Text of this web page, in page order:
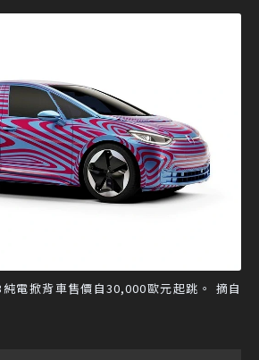
電掀背車售價自30,000歐元起跳。 摘自